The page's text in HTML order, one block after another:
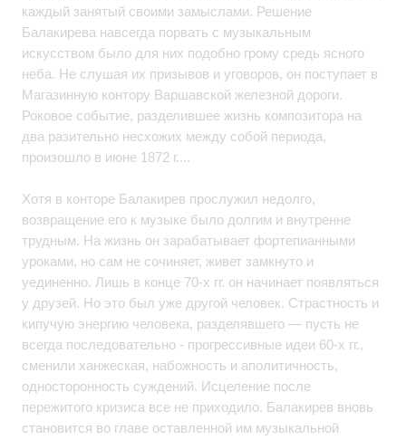
каждый занятый своими замыслами. Решение
Балакирева навсегда порвать с музыкальным
искусством было для них подобно грому средь ясного
неба. Не слушая их призывов и уговоров, он поступает в
Магазинную контору Варшавской железной дороги.
Роковое событие, разделившее жизнь композитора на
два разительно несхожих между собой периода,
произошло в июне 1872 г....
Хотя в конторе Балакирев прослужил недолго,
возвращение его к музыке было долгим и внутренне
трудным. На жизнь он зарабатывает фортепианными
уроками, но сам не сочиняет, живет замкнуто и
уединенно. Лишь в конце 70-х гг. он начинает появляться
у друзей. Но это был уже другой человек. Страстность и
кипучую энергию человека, разделявшего — пусть не
всегда последовательно - прогрессивные идеи 60-х гг.,
сменили ханжеская, набожность и аполитичность,
односторонность суждений. Исцеление после
пережитого кризиса все не приходило. Балакирев вновь
становится во главе оставленной им музыкальной